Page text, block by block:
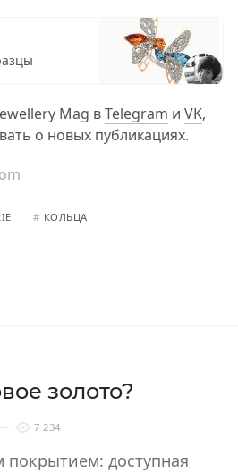
Mag вTelegram и VK,
о новых публикациях.
# КОЛЬЦА
золото?
7 234
покрытием: доступная